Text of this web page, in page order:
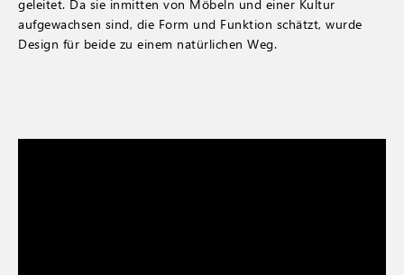
geleitet. Da sie inmitten von Möbeln und einer Kultur
aufgewachsen sind, die Form und Funktion schätzt, wurde
Design für beide zu einem natürlichen Weg.